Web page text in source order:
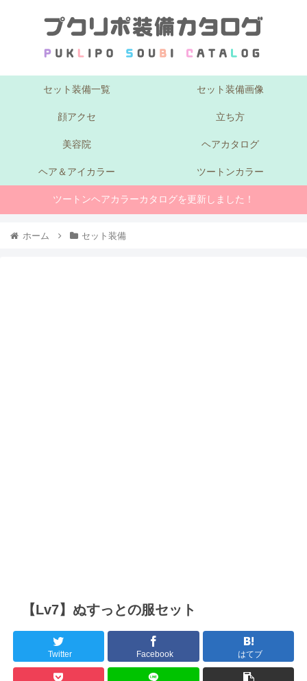
セット装備一覧 セット装備画像
顔アクセ 立ち方
美容院 ヘアカタログ
ヘア＆アイカラー ツートンカラー
ツートンヘアカラーカタログを更新しました！
ホーム セット装備
【Lv7】ぬすっとの服セット
Twitter Facebook はてブ